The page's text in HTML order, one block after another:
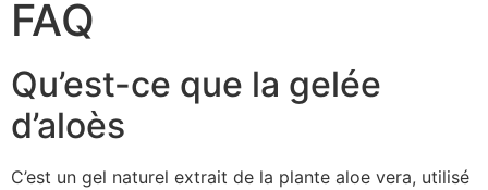
FAQ
Qu’est-ce que la gelée
d’aloès
C’est un gel naturel extrait de la plante aloe vera, utilisé